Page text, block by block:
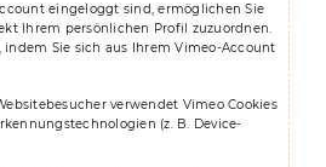
eingeloggt sind, ermöglichen Sie
Ihrem persönlichen Profil zuzuordnen.
indem Sie sich aus Ihrem Vimeo-Account
verwendet Vimeo Cookies
(z. B. Device-